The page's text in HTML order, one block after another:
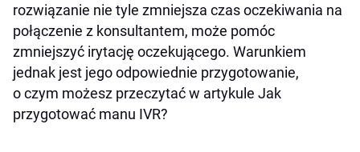
rozwiązanie nie tyle zmniejsza czas oczekiwania na
połączenie z konsultantem, może pomóc
zmniejszyć irytację oczekującego. Warunkiem
jednak jest jego odpowiednie przygotowanie,
o czym możesz przeczytać w artykule Jak
przygotować manu IVR?